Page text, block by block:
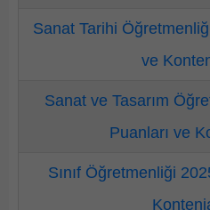
Sanat Tarihi
ve
Sanat ve Tasarım
Puanları ve
Sınıf Öğretmenliği